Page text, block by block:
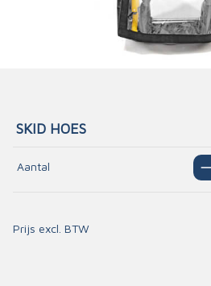
SKID HOES
Aantal
Prijs excl. BTW